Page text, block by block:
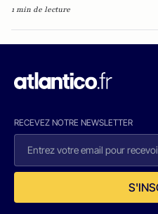
1 min de lecture
RECEVEZ NOTRE NEWSLETTER